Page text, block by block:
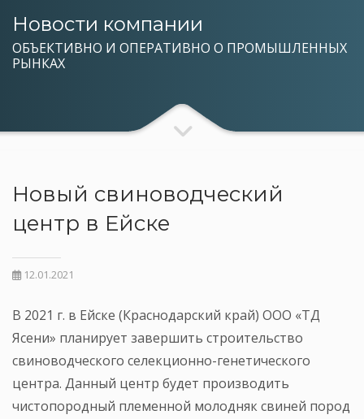
Новости компании
ОБЪЕКТИВНО И ОПЕРАТИВНО О ПРОМЫШЛЕННЫХ
РЫНКАХ
Новый свиноводческий
центр в Ейске
12.01.2021
В 2021 г. в Ейске (Краснодарский край) ООО «ТД
Ясени» планирует завершить строительство
свиноводческого селекционно-генетического
центра. Данный центр будет производить
чистопородный племенной молодняк свиней пород